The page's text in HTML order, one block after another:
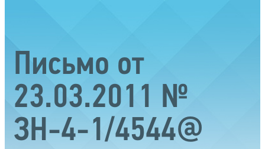
Письмо от
23.03.2011 №
ЗН-4-1/4544@